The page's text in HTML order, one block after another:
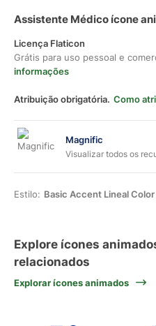
Assistente Médico ícone
Licença Flaticon
Grátis para uso pessoal e
informações
Atribuição obrigatória. Como
Magnific
Visualizar todos os
Estilo: Basic Accent Lineal Color
Explore ícones
relacionados
Explorar ícones animados